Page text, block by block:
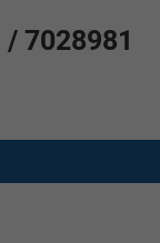
/ 7028981